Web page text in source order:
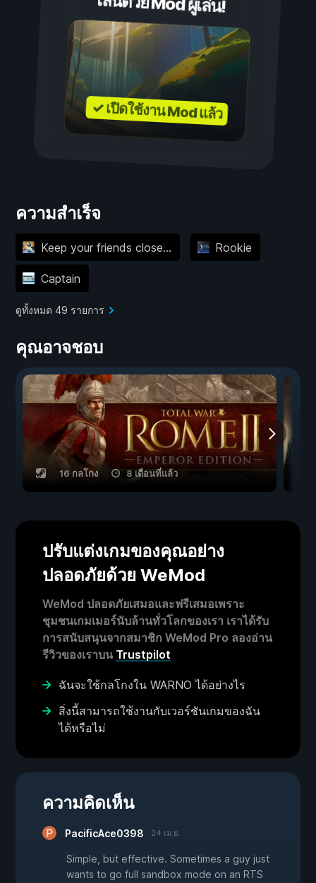
✓ เปิดใช้งาน Mod แล้ว
ความสำเร็จ
Keep your friends close... Rookie
Captain
ดูทั้งหมด 49 รายการ
คุณอาจชอบ
16 กลโกง 8 เดือนที่แล้ว
ปรับแต่งเกมของคุณอย่าง
ปลอดภัยด้วย WeMod
WeMod ปลอดภัยเสมอและฟรีเสมอเพราะ
ชุมชนเกมเมอร์นับล้านทั่วโลกของเรา เราได้รับ
การสนับสนุนจากสมาชิก WeMod Pro ลองอ่าน
รีวิวของเราบน Trustpilot
ฉันจะใช้กลโกงใน WARNO ได้อย่างไร
สิ่งนี้สามารถใช้งานกับเวอร์ชันเกมของฉัน
ได้หรือไม่
ความคิดเห็น
PacificAce0398 24 เม.ย.
Simple, but effective. Sometimes a guy just
wants to go full sandbox mode on an RTS